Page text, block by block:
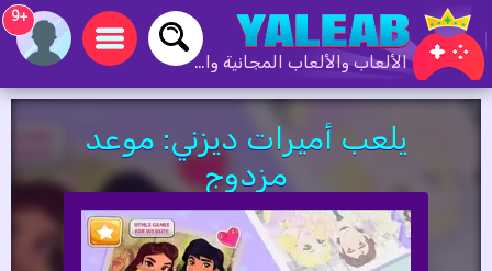
الألعاب والألعاب المجانية والألعاب عبر الإنترنت
+9
يلعب أميرات ديزني: موعد
مزدوج